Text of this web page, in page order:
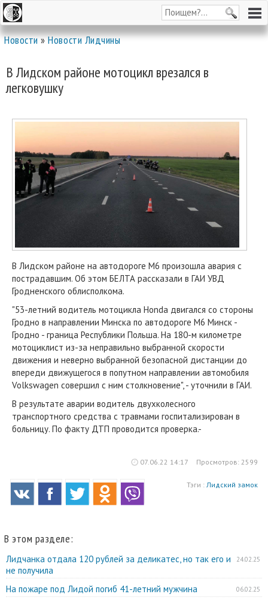
Новости»Новости Лидчины
В Лидском районе мотоцикл врезался в
легковушку
В Лидском районе на автодороге М6 произошла авария с
пострадавшим. Об этом БЕЛТА рассказали в ГАИ УВД
Гродненского облисполкома.
"53-летний водитель мотоцикла Honda двигался со стороны
Гродно в направлении Минска по автодороге М6 Минск -
Гродно - граница Республики Польша. На 180-м километре
мотоциклист из-за неправильно выбранной скорости
движения и неверно выбранной безопасной дистанции до
впереди движущегося в попутном направлении автомобиля
Volkswagen совершил с ним столкновение", - уточнили в ГАИ.
В результате аварии водитель двухколесного
транспортного средства с травмами госпитализирован в
больницу. По факту ДТП проводится проверка.-
07.06.22 14:17 Просмотров: 2599
Тэги : Лидский замок
В этом разделе:
24.02.25
Лидчанка отдала 120 рублей за деликатес, но так его и
не получила
06.02.25
На пожаре под Лидой погиб 41-летний мужчина